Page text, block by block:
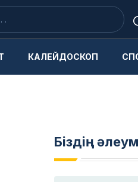
КАЛЕЙДОСКОП
Біздің